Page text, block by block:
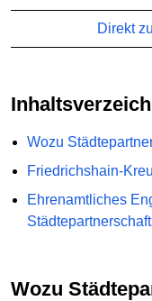
Direkt
Wozu
Friedrichshain-
Ehrenamtliches
Wozu